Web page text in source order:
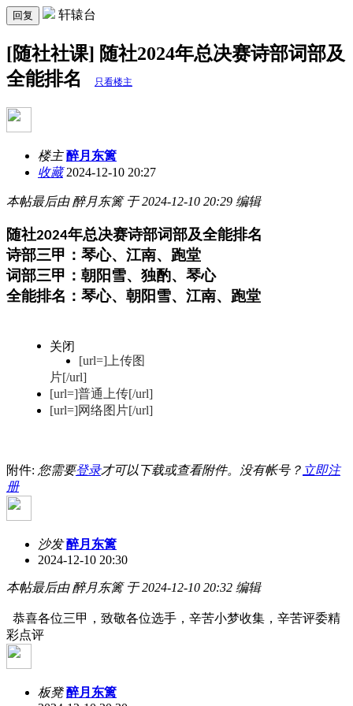
回复 轩辕台
[随社社课] 随社2024年总决赛诗部词部及
全能排名
只看楼主
楼主 醉月东篱
收藏2024-12-10 20:27
本帖最后由 醉月东篱 于 2024-12-10 20:29 编辑
随社2024年总决赛诗部词部及全能排名
诗部三甲：琴心、江南、跑堂
词部三甲：朝阳雪、独酌、琴心
全能排名：琴心、朝阳雪、江南、跑堂
关闭
[url=]上传图
片[/url]
[url=]普通上传[/url]
[url=]网络图片[/url]
附件: 您需要登录才可以下载或查看附件。没有帐号？ 立即注
册
沙发 醉月东篱
2024-12-10 20:30
本帖最后由 醉月东篱 于 2024-12-10 20:32 编辑
恭喜各位三甲，致敬各位选手，辛苦小梦收集，辛苦评委精
彩点评
板凳 醉月东篱